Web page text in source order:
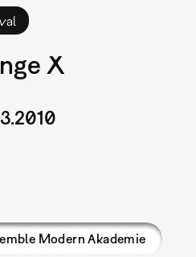
X
Modern Akademie